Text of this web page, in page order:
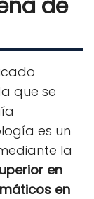
de
que se
es un
la
en
en